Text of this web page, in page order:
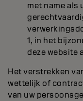
met name als
1, in het
deze website
Het verstrekken
wettelijk of
van uw